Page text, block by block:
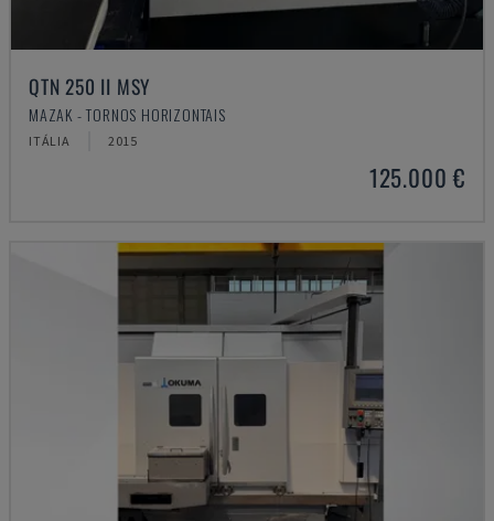
QTN 250 II MSY
MAZAK - TORNOS HORIZONTAIS
ITÁLIA 2015
125.000 €